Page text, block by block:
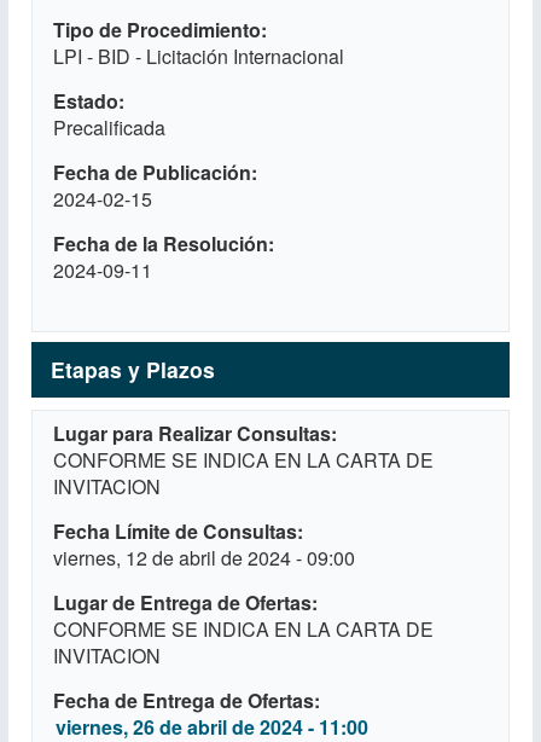
Tipo de Procedimiento
LPI - BID - Licitación Internacional
Estado
Precalificada
Fecha de Publicación
2024-02-15
Fecha de la Resolución
2024-09-11
Etapas y Plazos
Lugar para Realizar Consultas
CONFORME SE INDICA EN LA CARTA DE
INVITACION
Fecha Límite de Consultas
viernes, 12 de abril de 2024 - 09:00
Lugar de Entrega de Ofertas
CONFORME SE INDICA EN LA CARTA DE
INVITACION
Fecha de Entrega de Ofertas
viernes, 26 de abril de 2024 - 11:00